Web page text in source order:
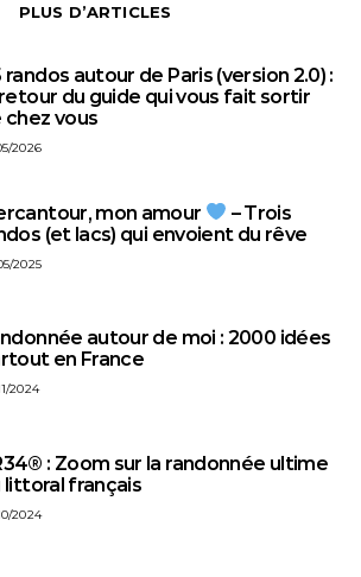
PLUS D’ARTICLES
randos autour de Paris (version 2.0) :
retour du guide qui vous fait sortir
chez vous
2026
mon amour
– Trois
(et lacs) qui envoient du rêve
2025
autour de moi : 2000 idées
en France
2024
: Zoom sur la randonnée ultime
littoral français
2024